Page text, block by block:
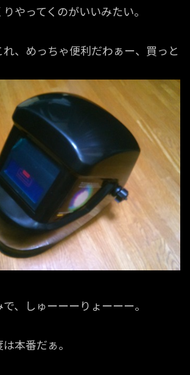
やってくのがいいみたい。
、めっちゃ便利だわぁー、買っと
、しゅーーーりょーーー。
本番だぁ。